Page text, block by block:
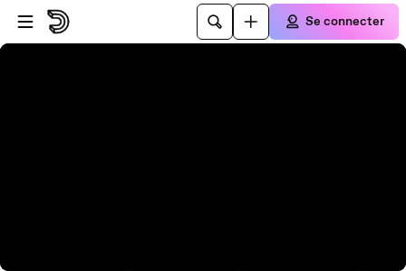
Passer au player
Passer au contenu principal
Se connecter